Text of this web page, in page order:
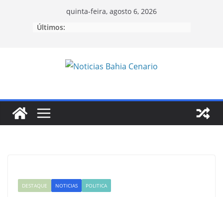
quinta-feira, agosto 6, 2026
Últimos:
DESTAQUE NOTICIAS POLITICA